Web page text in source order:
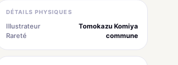
DÉTAILS PHYSIQUES
Illustrateur
Tomokazu Komiya
Rareté
commune